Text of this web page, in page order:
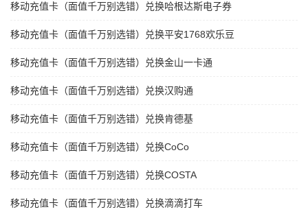
移动充值卡（面值千万别选错）兑换哈根达斯电子券
移动充值卡（面值千万别选错）兑换平安1768欢乐豆
移动充值卡（面值千万别选错）兑换金山一卡通
移动充值卡（面值千万别选错）兑换汉购通
移动充值卡（面值千万别选错）兑换肯德基
移动充值卡（面值千万别选错）兑换CoCo
移动充值卡（面值千万别选错）兑换COSTA
移动充值卡（面值千万别选错）兑换滴滴打车